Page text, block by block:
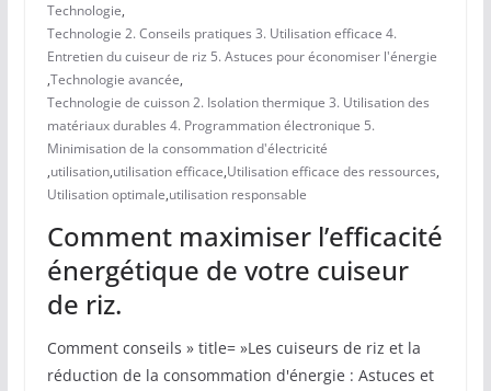
Technologie,
Technologie 2. Conseils pratiques 3. Utilisation efficace 4.
Entretien du cuiseur de riz 5. Astuces pour économiser l'énergie
,Technologie avancée,
Technologie de cuisson 2. Isolation thermique 3. Utilisation des
matériaux durables 4. Programmation électronique 5.
Minimisation de la consommation d'électricité
,utilisation,utilisation efficace,Utilisation efficace des ressources,
Utilisation optimale,utilisation responsable
Comment maximiser l’efficacité
énergétique de votre cuiseur
de riz.
Comment conseils » title= »Les cuiseurs de riz et la
réduction de la consommation d'énergie : Astuces et